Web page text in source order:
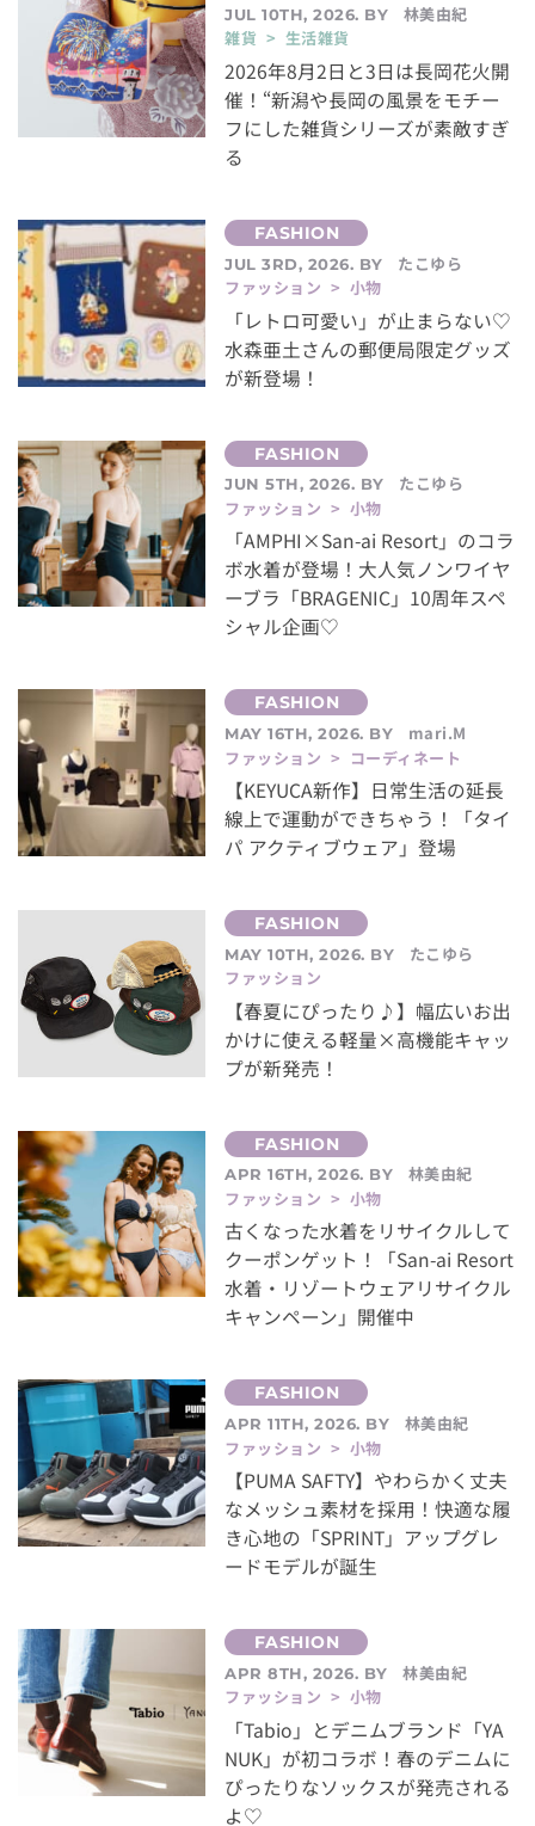
JUL 10TH, 2026. BY
林美由紀
雑貨 > 生活雑貨
2026年8月2日と3日は長岡花火開
催！“新潟や長岡の風景をモチー
フにした雑貨シリーズが素敵すぎ
る
JUL 3RD, 2026. BY
たこゆら
ファッション > 小物
「レトロ可愛い」が止まらない♡
水森亜土さんの郵便局限定グッズ
が新登場！
JUN 5TH, 2026. BY
たこゆら
ファッション > 小物
「AMPHI×San-ai Resort」のコラ
ボ水着が登場！大人気ノンワイヤ
ーブラ「BRAGENIC」10周年スペ
シャル企画♡
MAY 16TH, 2026. BY
mari.M
ファッション > コーディネート
【KEYUCA新作】日常生活の延長
線上で運動ができちゃう！「タイ
パ アクティブウェア」登場
MAY 10TH, 2026. BY
たこゆら
ファッション
【春夏にぴったり♪】幅広いお出
かけに使える軽量×高機能キャッ
プが新発売！
APR 16TH, 2026. BY
林美由紀
ファッション > 小物
古くなった水着をリサイクルして
クーポンゲット！「San-ai Resort
水着・リゾートウェアリサイクル
キャンペーン」開催中
APR 11TH, 2026. BY
林美由紀
ファッション > 小物
【PUMA SAFTY】やわらかく丈夫
なメッシュ素材を採用！快適な履
き心地の「SPRINT」アップグレ
ードモデルが誕生
APR 8TH, 2026. BY
林美由紀
ファッション > 小物
「Tabio」とデニムブランド「YA
NUK」が初コラボ！春のデニムに
ぴったりなソックスが発売される
よ♡